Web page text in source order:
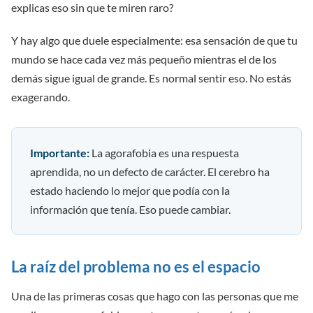
explicas eso sin que te miren raro?
Y hay algo que duele especialmente: esa sensación de que tu
mundo se hace cada vez más pequeño mientras el de los
demás sigue igual de grande. Es normal sentir eso. No estás
exagerando.
Importante: La agorafobia es una respuesta
aprendida, no un defecto de carácter. El cerebro ha
estado haciendo lo mejor que podía con la
información que tenía. Eso puede cambiar.
La raíz del problema no es el espacio
Una de las primeras cosas que hago con las personas que me